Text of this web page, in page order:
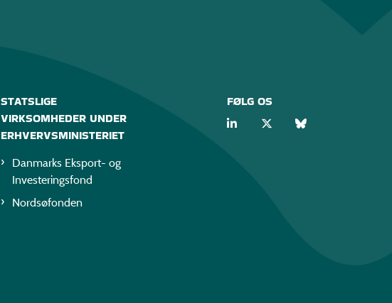
STATSLIGE
VIRKSOMHEDER UNDER
ERHVERVSMINISTERIET
Danmarks Eksport- og
Investeringsfond
Nordsøfonden
FØLG OS